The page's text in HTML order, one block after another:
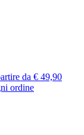
da € 49,90
ordine